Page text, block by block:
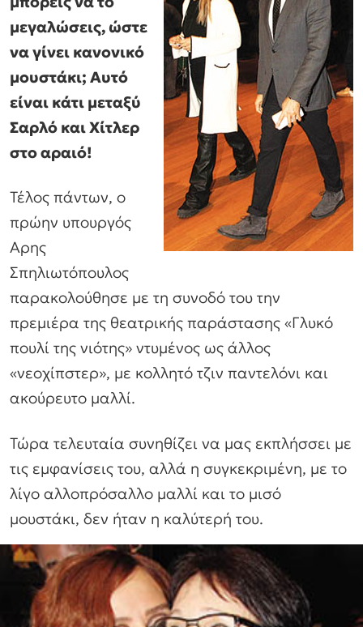
μεγαλώσεις, ώστε
να γίνει κανονικό
μουστάκι; Αυτό
είναι κάτι μεταξύ
Σαρλό και Χίτλερ
στο αραιό!
Τέλος πάντων, ο
πρώην υπουργός
Αρης
Σπηλιωτόπουλος
παρακολούθησε με τη συνοδό του την
πρεμιέρα της θεατρικής παράστασης «Γλυκό
πουλί της νιότης» ντυμένος ως άλλος
«νεοχίπστερ», με κολλητό τζιν παντελόνι και
ακούρευτο μαλλί.
Τώρα τελευταία συνηθίζει να μας εκπλήσσει με
τις εμφανίσεις του, αλλά η συγκεκριμένη, με το
λίγο αλλοπρόσαλλο μαλλί και το μισό
μουστάκι, δεν ήταν η καλύτερή του.